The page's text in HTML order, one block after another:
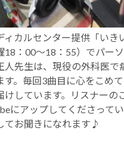
ィカルセンター提供「いき
18：00～18：55）でパー
人先生は、現役の外科医で
す。毎回3曲目に心をこめ
けしています。リスナーの
にアップしてくださって
てお聞きになれます♪